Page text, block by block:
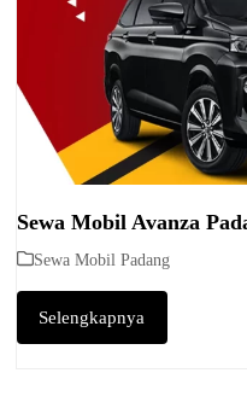
Sewa Mobil Avanza
Sewa Mobil Padang
Selengkapnya